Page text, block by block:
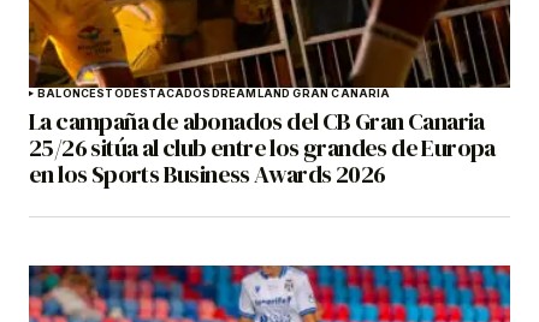
BALONCESTODESTACADOSDREAMLAND GRAN CANARIA
La campaña de abonados del CB Gran Canaria
25/26 sitúa al club entre los grandes de Europa
en los Sports Business Awards 2026